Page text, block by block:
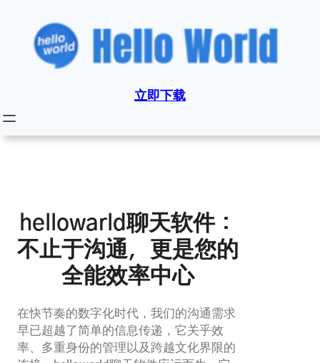
立即下载
hellowarld聊天软件：
不止于沟通，更是您的
全能效率中心
在快节奏的数字化时代，我们的沟通需求
早已超越了简单的信息传递，它关乎效
率、多重身份的管理以及跨越文化界限的